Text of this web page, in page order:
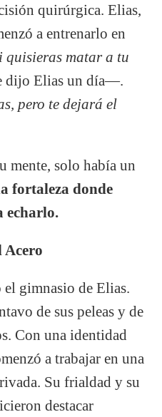
quirúrgica. Elias,
a entrenarlo en
quisieras matar a tu
Elias un día—.
pero te dejará el
mente, solo había un
fortaleza donde
echarlo.
Acero
gimnasio de Elias.
de sus peleas y de
Con una identidad
a trabajar en una
Su frialdad y su
destacar